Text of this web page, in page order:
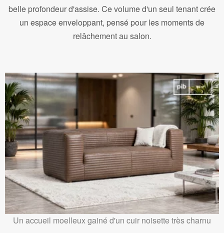
belle profondeur d'assise. Ce volume d'un seul tenant crée
un espace enveloppant, pensé pour les moments de
relâchement au salon.
Un accueil moelleux gainé d'un cuir noisette très charnu